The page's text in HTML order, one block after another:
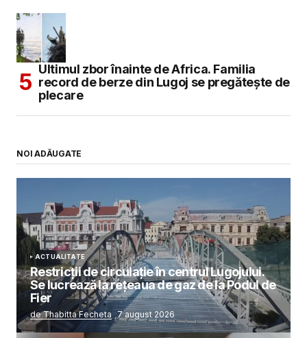
Ultimul zbor înainte de Africa. Familia
record de berze din Lugoj se pregătește de
plecare
NOI ADĂUGATE
ACTUALITATE
Restricții de circulație în centrul Lugojului.
Se lucrează la rețeaua de gaz de la Podul de
Fier
de Thabitta Fecheta 7 august 2026